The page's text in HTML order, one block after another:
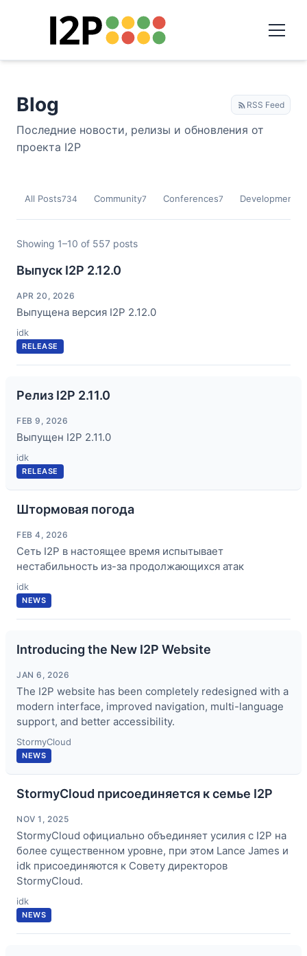
Blog RSS Feed
Последние новости, релизы и обновления от
проекта I2P
All Posts734 Community7 Conferences7 Development
Showing 1–10 of 557 posts
Выпуск I2P 2.12.0
APR 20, 2026
Выпущена версия I2P 2.12.0
idk
RELEASE
Релиз I2P 2.11.0
FEB 9, 2026
Выпущен I2P 2.11.0
idk
RELEASE
Штормовая погода
FEB 4, 2026
Сеть I2P в настоящее время испытывает
нестабильность из-за продолжающихся атак
idk
NEWS
Introducing the New I2P Website
JAN 6, 2026
The I2P website has been completely redesigned with a
modern interface, improved navigation, multi-language
support, and better accessibility.
StormyCloud
NEWS
StormyCloud присоединяется к семье I2P
NOV 1, 2025
StormyCloud официально объединяет усилия с I2P на
более существенном уровне, при этом Lance James и
idk присоединяются к Совету директоров
StormyCloud.
idk
NEWS